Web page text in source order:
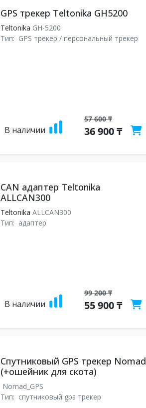
GPS трекер Teltonika GH5200
Teltonika GH-5200
Тип: GPS трекер / персональный трекер
В наличии
57 600 ₸
36 900 ₸
CAN адаптер Teltonika
ALLCAN300
Teltonika ALLCAN300
Тип: адаптер
В наличии
99 200 ₸
55 900 ₸
Спутниковый GPS трекер Nomad
(+ошейник для скота)
Nomad_GPS
Тип: спутниковый gps трекер